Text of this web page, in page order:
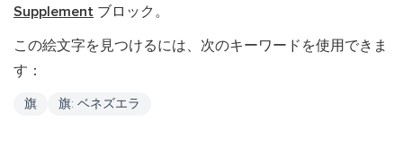
Supplement ブロック。
この絵文字を見つけるには、次のキーワードを使用できま
す：
旗 旗: ベネズエラ